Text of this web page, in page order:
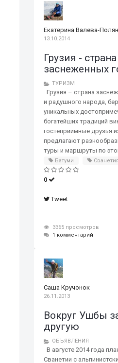
Екатерина Валева-
13.10.2014
Грузия -
заснеженных
ТУРИЗМ
Грузия – страна
и радушного народа,
уникальных
богатейших традиций
гостеприимные друзья
предлагают
туры и маршруты по
Батуми Сванетия
0
Tweet
3365 просмотров
1 комментарий
Саша Кручонок
26.11.2013
Вокруг Ушбы
другую
ОБЪЯВЛЕНИЯ
В августе 2014 года
Сванетии с